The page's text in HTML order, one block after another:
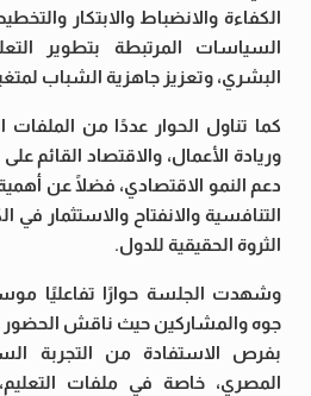
الكفاءة والانضباط والابتكار
السياسات المرتبطة بتطوير
البشري، وتعزيز جاهزية الشباب
كما تناول الحوار عددًا من الملفات
وريادة الأعمال، والاقتصاد القائم
دعم النمو الاقتصادي، فضلًا عن
التنافسية والانفتاح والاستثمار في
الثروة الحقيقية للدول.
وشهدت الجلسة حوارًا تفاعليًا
جوه والمشاركين حيث ناقش الحضور
بفرص الاستفادة من التجربة
المصري، خاصة في ملفات